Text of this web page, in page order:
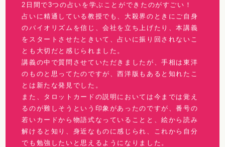
2日間で3つの占いを学ぶことができたのがすごい！
占いに精通している教授でも、大殺界のときにご自身
のバイオリズムを信じ、会社を立ち上げたり、本講義
をスタートさせたときいて、占いに振り回されないこ
とも大切だと感じられました。
講義の中で質問させていただきましたが、手相は東洋
のものと思ってたのですが、西洋版もあると知れたこ
とは新たな発見でした。
また、タロットカードの説明においては今までは覚え
るのが難しそうという印象があったのですが、番号の
若いカードから物語式なっていることと、絵から読み
解けると知り、身近なものに感じられ、これから自分
でも勉強したいと思えるようになりました。